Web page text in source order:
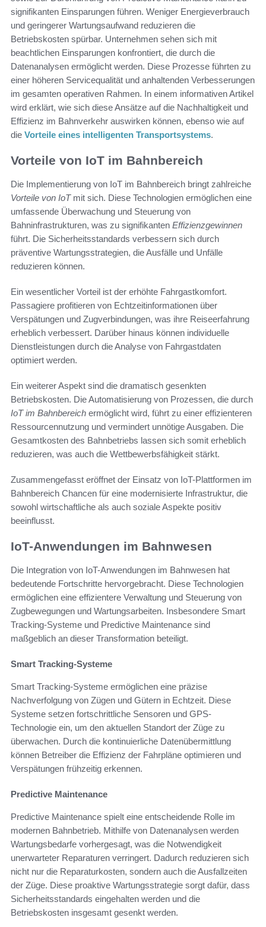
signifikanten Einsparungen führen. Weniger Energieverbrauch
und geringerer Wartungsaufwand reduzieren die
Betriebskosten spürbar. Unternehmen sehen sich mit
beachtlichen Einsparungen konfrontiert, die durch die
Datenanalysen ermöglicht werden. Diese Prozesse führten zu
einer höheren Servicequalität und anhaltenden Verbesserungen
im gesamten operativen Rahmen. In einem informativen Artikel
wird erklärt, wie sich diese Ansätze auf die Nachhaltigkeit und
Effizienz im Bahnverkehr auswirken können, ebenso wie auf
die Vorteile eines intelligenten Transportsystems.
Vorteile von IoT im Bahnbereich
Die Implementierung von IoT im Bahnbereich bringt zahlreiche
Vorteile von IoTmit sich. Diese Technologien ermöglichen eine
umfassende Überwachung und Steuerung von
Bahninfrastrukturen, was zu signifikanten Effizienzgewinnen
führt. Die Sicherheitsstandards verbessern sich durch
präventive Wartungsstrategien, die Ausfälle und Unfälle
reduzieren können.
Ein wesentlicher Vorteil ist der erhöhte Fahrgastkomfort.
Passagiere profitieren von Echtzeitinformationen über
Verspätungen und Zugverbindungen, was ihre Reiseerfahrung
erheblich verbessert. Darüber hinaus können individuelle
Dienstleistungen durch die Analyse von Fahrgastdaten
optimiert werden.
Ein weiterer Aspekt sind die dramatisch gesenkten
Betriebskosten. Die Automatisierung von Prozessen, die durch
IoT im Bahnbereich ermöglicht wird, führt zu einer effizienteren
Ressourcennutzung und vermindert unnötige Ausgaben. Die
Gesamtkosten des Bahnbetriebs lassen sich somit erheblich
reduzieren, was auch die Wettbewerbsfähigkeit stärkt.
Zusammengefasst eröffnet der Einsatz von IoT-Plattformen im
Bahnbereich Chancen für eine modernisierte Infrastruktur, die
sowohl wirtschaftliche als auch soziale Aspekte positiv
beeinflusst.
IoT-Anwendungen im Bahnwesen
Die Integration von IoT-Anwendungen im Bahnwesen hat
bedeutende Fortschritte hervorgebracht. Diese Technologien
ermöglichen eine effizientere Verwaltung und Steuerung von
Zugbewegungen und Wartungsarbeiten. Insbesondere Smart
Tracking-Systeme und Predictive Maintenance sind
maßgeblich an dieser Transformation beteiligt.
Smart Tracking-Systeme
Smart Tracking-Systeme ermöglichen eine präzise
Nachverfolgung von Zügen und Gütern in Echtzeit. Diese
Systeme setzen fortschrittliche Sensoren und GPS-
Technologie ein, um den aktuellen Standort der Züge zu
überwachen. Durch die kontinuierliche Datenübermittlung
können Betreiber die Effizienz der Fahrpläne optimieren und
Verspätungen frühzeitig erkennen.
Predictive Maintenance
Predictive Maintenance spielt eine entscheidende Rolle im
modernen Bahnbetrieb. Mithilfe von Datenanalysen werden
Wartungsbedarfe vorhergesagt, was die Notwendigkeit
unerwarteter Reparaturen verringert. Dadurch reduzieren sich
nicht nur die Reparaturkosten, sondern auch die Ausfallzeiten
der Züge. Diese proaktive Wartungsstrategie sorgt dafür, dass
Sicherheitsstandards eingehalten werden und die
Betriebskosten insgesamt gesenkt werden.